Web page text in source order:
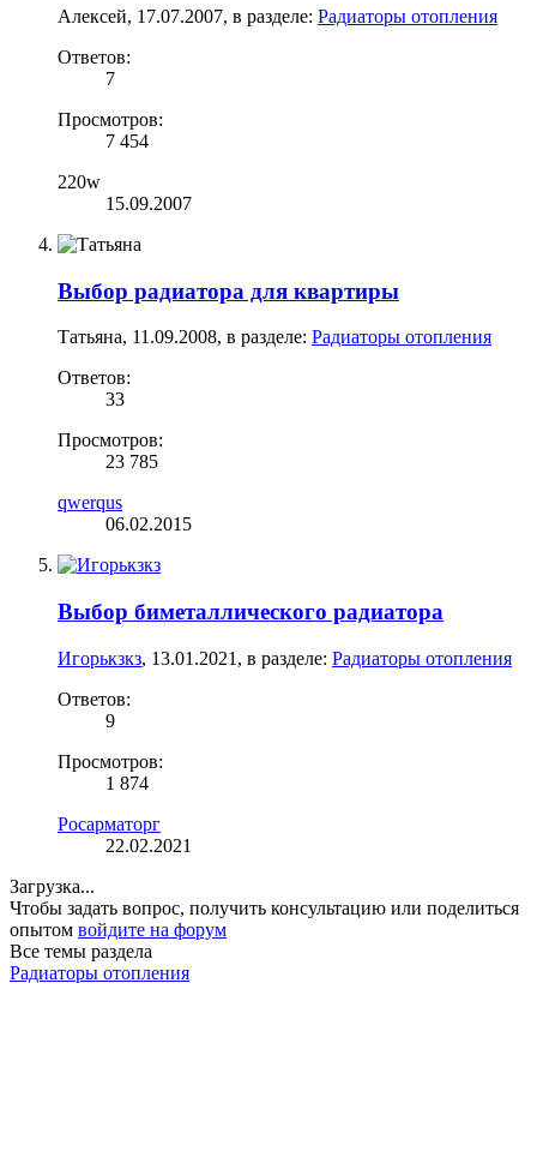
Алексей, 17.07.2007, в разделе: Радиаторы отопления
Ответов:
7
Просмотров:
7 454
220w
15.09.2007
Выбор радиатора для квартиры
Татьяна, 11.09.2008, в разделе: Радиаторы отопления
Ответов:
33
Просмотров:
23 785
qwerqus
06.02.2015
Выбор биметаллического радиатора
Игорькзкз, 13.01.2021 , в разделе: Радиаторы отопления
Ответов:
9
Просмотров:
1 874
Росарматорг
22.02.2021
Загрузка...
Чтобы задать вопрос, получить консультацию или поделиться
опытом войдите на форум
Все темы раздела
Радиаторы отопления